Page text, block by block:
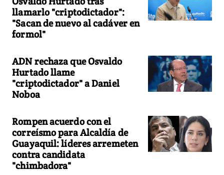
llamarlo "criptodictador":
"Sacan de nuevo al cadáver en
formol"
ADN rechaza que Osvaldo
Hurtado llame
"criptodictador" a Daniel
Noboa
Rompen acuerdo con el
correísmo para Alcaldía de
Guayaquil: líderes arremeten
contra candidata
"chimbadora"